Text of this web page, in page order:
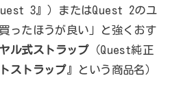
3』）またはQuest 2のユ
ったほうが良い」と強くおす
ル式ストラップ（Quest純正
ストラップ』という商品名）